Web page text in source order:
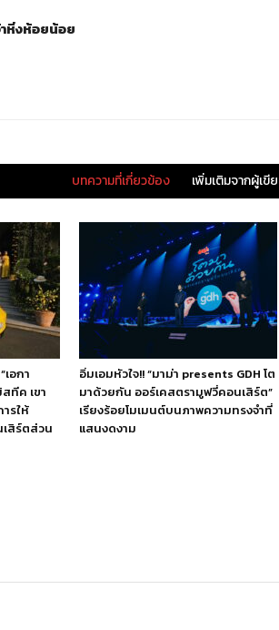
าหิ่งห้อยน้อย
บทความที่เกี่ยวข้อง เพิ่มเติมจากผู้เขี
อกา
ทีค เขา
รให้
สิร์ตส่วน
อิ่มเอมหัวใจ!! “มาม่า presents GDH โต
มาด้วยกัน ออร์เคสตรามูฟวี่คอนเสิร์ต”
เรียงร้อยโมเมนต์บนภาพความทรงจำที่
แสนงดงาม